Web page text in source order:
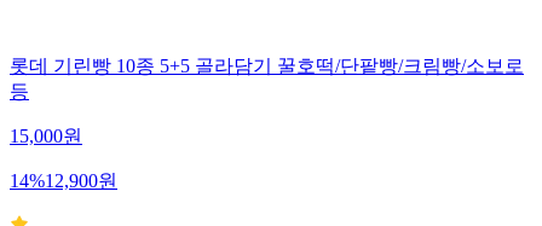
롯데 기린빵 10종 5+5 골라담기 꿀호떡/단팥빵/크림빵/소보로
등
15,000원
14%12,900원